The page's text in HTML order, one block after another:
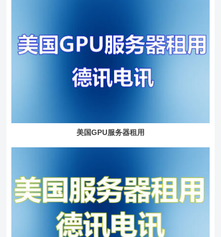
美国GPU服务器租用